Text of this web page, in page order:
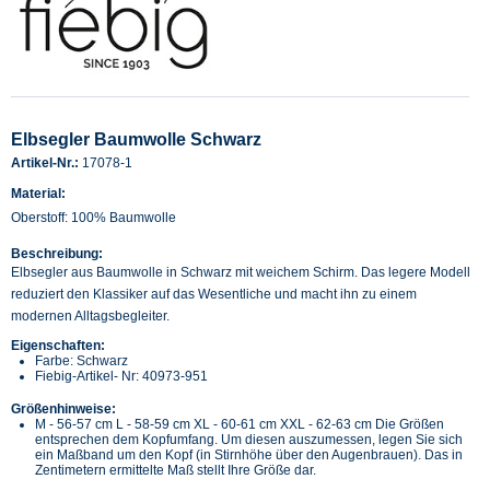
Elbsegler Baumwolle Schwarz
Artikel-Nr.: 17078-1
Material:
Oberstoff: 100% Baumwolle
Beschreibung:
Elbsegler aus Baumwolle in Schwarz mit weichem Schirm. Das legere Modell
reduziert den Klassiker auf das Wesentliche und macht ihn zu einem
modernen Alltagsbegleiter.
Eigenschaften:
Farbe: Schwarz
Fiebig-Artikel- Nr: 40973-951
Größenhinweise:
M - 56-57 cm L - 58-59 cm XL - 60-61 cm XXL - 62-63 cm Die Größen
entsprechen dem Kopfumfang. Um diesen auszumessen, legen Sie sich
ein Maßband um den Kopf (in Stirnhöhe über den Augenbrauen). Das in
Zentimetern ermittelte Maß stellt Ihre Größe dar.